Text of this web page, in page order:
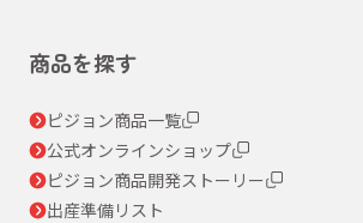
商品を探す
ピジョン商品一覧
公式オンラインショップ
ピジョン商品開発ストーリー
出産準備リスト